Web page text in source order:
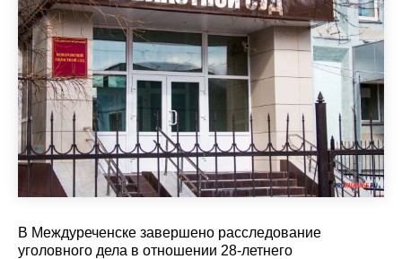
В Междуреченске завершено расследование
уголовного дела в отношении 28-летнего